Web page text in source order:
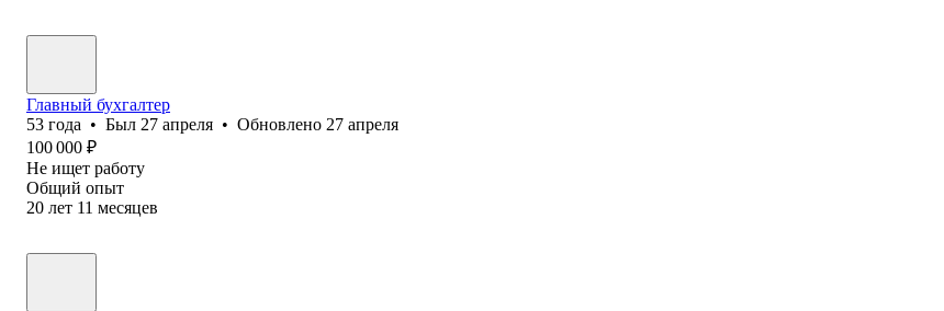
Главный бухгалтер
53 года • Был 27 апреля • Обновлено 27 апреля
100 000 ₽
Не ищет работу
Общий опыт
20 лет 11 месяцев